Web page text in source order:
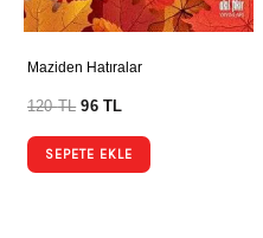
Maziden Hatıralar
120TL 96TL
SEPETE EKLE